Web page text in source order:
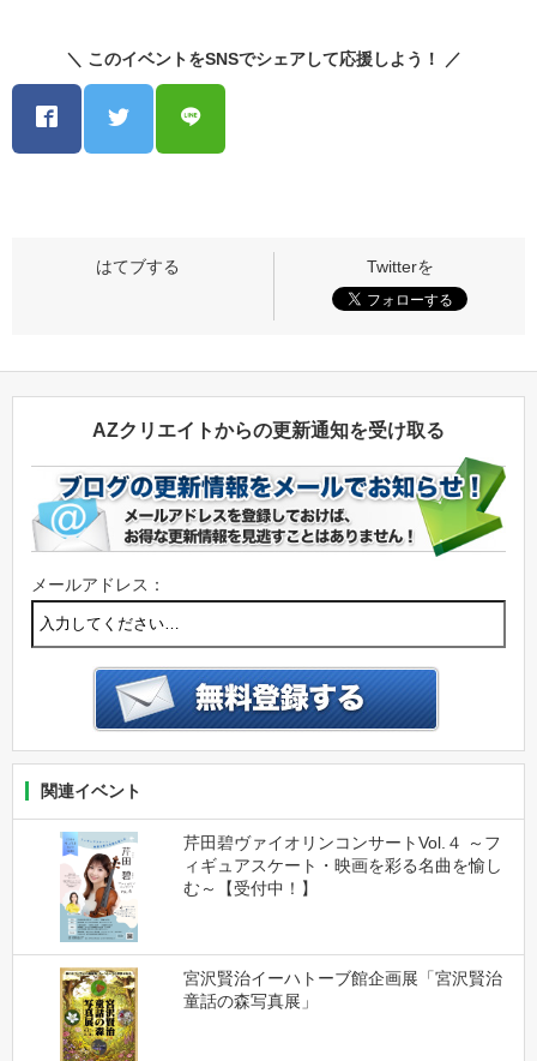
＼ このイベントをSNSでシェアして応援しよう！ ／
AZクリエイトからの更新通知を受け取る
メールアドレス：
関連イベント
芹田碧ヴァイオリンコンサートVol.４ ～フ
ィギュアスケート・映画を彩る名曲を愉し
む～【受付中！】
宮沢賢治イーハトーブ館企画展「宮沢賢治
童話の森写真展」